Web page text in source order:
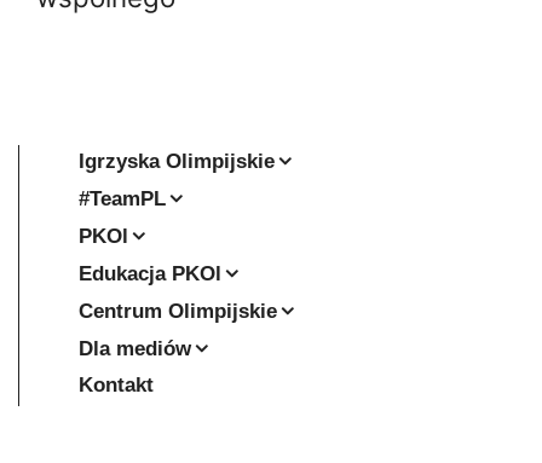
Igrzyska Olimpijskie
#TeamPL
PKOl
Edukacja PKOl
Centrum Olimpijskie
Dla mediów
Kontakt